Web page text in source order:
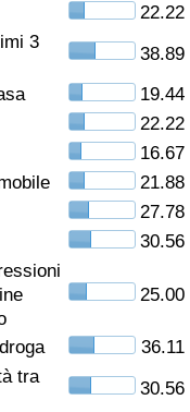
22.22
3
38.89
19.44
22.22
16.67
21.88
27.78
30.56
25.00
36.11
tra
30.56